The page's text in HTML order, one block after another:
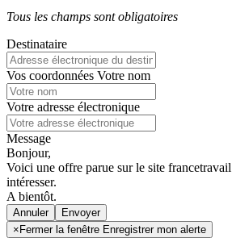
Tous les champs sont obligatoires
Destinataire
Vos coordonnées Votre nom
Votre adresse électronique
Message
Bonjour,
Voici une offre parue sur le site
intéresser.
A bientôt.
Annuler
× Fermer la fenêtre Enregistrer mon alerte